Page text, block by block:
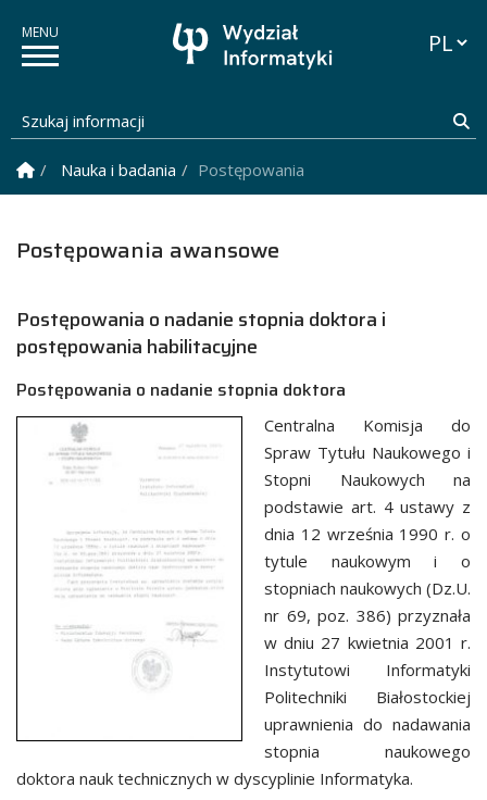
Szukaj informacji
Strona Główna
Nauka i badania Postępowania awansowe
Postępowania awansowe
Postępowania o nadanie stopnia doktora i
postępowania habilitacyjne
Postępowania o nadanie stopnia doktora
Centralna Komisja do
Spraw Tytułu Naukowego i
Stopni Naukowych na
podstawie art. 4 ustawy z
dnia 12 września 1990 r. o
tytule naukowym i o
stopniach naukowych (Dz.U.
nr 69, poz. 386) przyznała
w dniu 27 kwietnia 2001 r.
Instytutowi Informatyki
Politechniki Białostockiej
uprawnienia do nadawania
stopnia naukowego
doktora nauk technicznych w dyscyplinie Informatyka.